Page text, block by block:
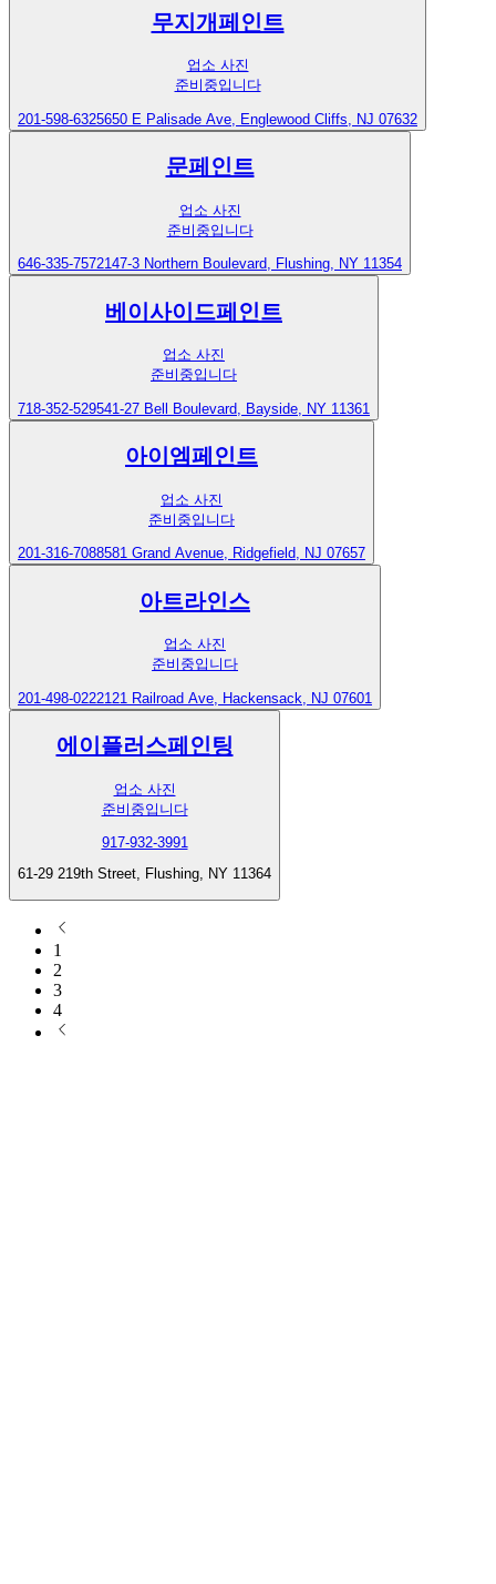
무지개페인트
업소 사진
준비중입니다
201-598-6325650 E Palisade Ave, Englewood Cliffs, NJ 07632
문페인트
업소 사진
준비중입니다
646-335-7572147-3 Northern Boulevard, Flushing, NY 11354
베이사이드페인트
업소 사진
준비중입니다
718-352-529541-27 Bell Boulevard, Bayside, NY 11361
아이엠페인트
업소 사진
준비중입니다
201-316-7088581 Grand Avenue, Ridgefield, NJ 07657
아트라인스
업소 사진
준비중입니다
201-498-0222121 Railroad Ave, Hackensack, NJ 07601
에이플러스페인팅
업소 사진
준비중입니다
917-932-3991
61-29 219th Street, Flushing, NY 11364
1
2
3
4